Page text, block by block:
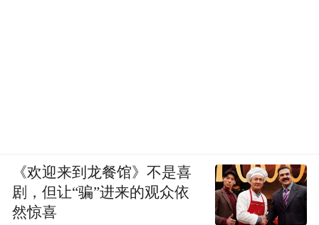
《欢迎来到龙餐馆》不是喜
剧，但让“骗”进来的观众依
然惊喜